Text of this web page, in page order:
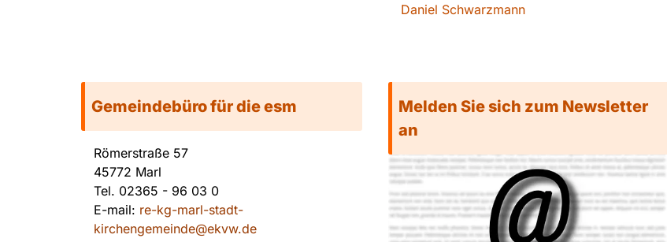
Daniel Schwarzmann
Gemeindebüro für die esm
Römerstraße 57
45772 Marl
Tel. 02365 - 96 03 0
E-mail: re-kg-marl-stadt-
kirchengemeinde@ekvw.de
Melden Sie sich zum Newsletter
an